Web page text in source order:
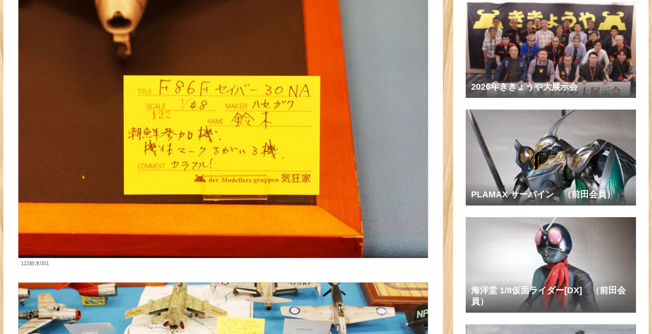
122鈴木001
2026年ききょうや大展示会
PLAMAX サーバイン （前田会員）
海洋堂 1/8仮面ライダー[DX] （前田会
員）